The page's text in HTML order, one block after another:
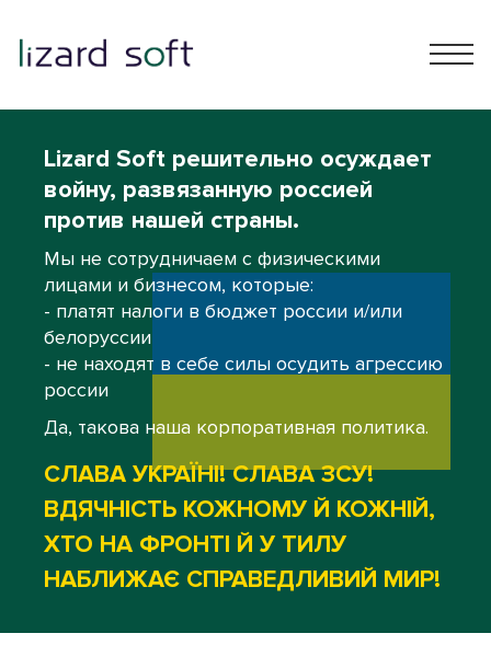
Lizard Soft решительно осуждает
войну, развязанную россией
против нашей страны.
Мы не сотрудничаем с физическими
лицами и бизнесом, которые:
- платят налоги в бюджет россии и/или
белоруссии
- не находят в себе силы осудить агрессию
россии
Да, такова наша корпоративная политика.
СЛАВА УКРАЇНІ! СЛАВА ЗСУ!
ВДЯЧНІСТЬ КОЖНОМУ Й КОЖНІЙ,
ХТО НА ФРОНТІ Й У ТИЛУ
НАБЛИЖАЄ СПРАВЕДЛИВИЙ МИР!